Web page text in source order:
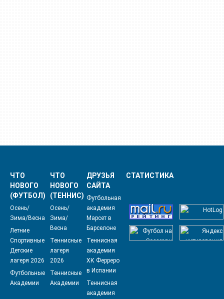
ЧТО
НОВОГО
(ФУТБОЛ)
Осень/
Зима/Весна
Летние
Спортивные
Детские
лагеря 2026
Футбольные
Академии
ЧТО
НОВОГО
(ТЕННИС)
Осень/
Зима/
Весна
Теннисные
лагеря
2026
Теннисные
Академии
ДРУЗЬЯ
САЙТА
Футбольная
академия
Марсет в
Барселоне
Теннисная
академия
ХК Ферреро
в Испании
Теннисная
академия
СТАТИСТИКА